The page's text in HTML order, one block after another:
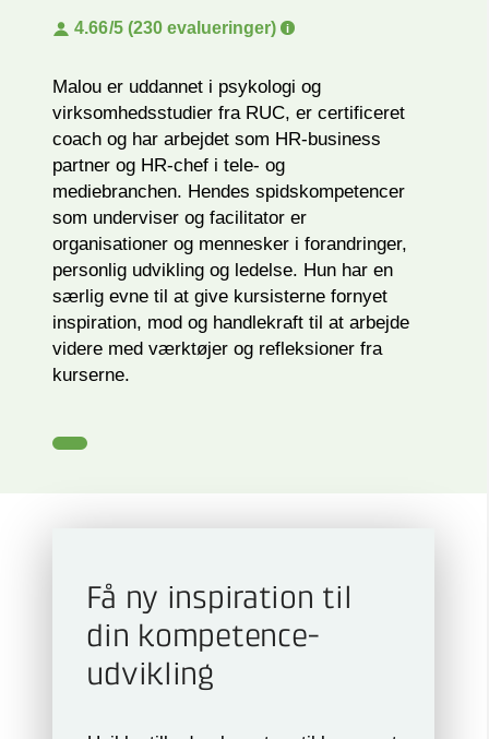
4.66/5 (230 evalueringer)
Malou er uddannet i psykologi og
virksomhedsstudier fra RUC, er certificeret
coach og har arbejdet som HR-business
partner og HR-chef i tele- og
mediebranchen. Hendes spidskompetencer
som underviser og facilitator er
organisationer og mennesker i forandringer,
personlig udvikling og ledelse. Hun har en
særlig evne til at give kursisterne fornyet
inspiration, mod og handlekraft til at arbejde
videre med værktøjer og refleksioner fra
kurserne.
Få ny inspiration til
din kompetence­
udvikling